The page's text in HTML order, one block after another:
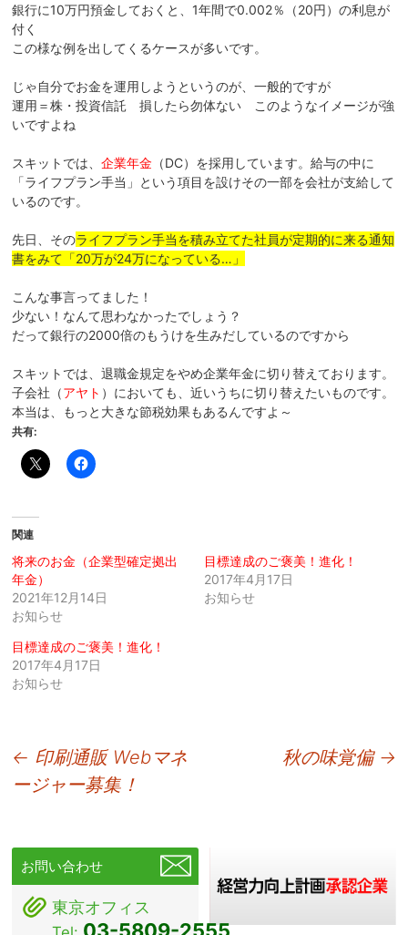
銀行に10万円預金しておくと、1年間で0.002％（20円）の利息が
付く
この様な例を出してくるケースが多いです。
じゃ自分でお金を運用しようというのが、一般的ですが
運用＝株・投資信託 損したら勿体ない このようなイメージが強
いですよね
スキットでは、企業年金 （DC）を採用しています。給与の中に
「ライフプラン手当」という項目を設けその一部を会社が支給して
いるのです。
先日、そのライフプラン手当を積み立てた社員が定期的に来る通知
書をみて「20万が24万になっている…」
こんな事言ってました！
少ない！なんて思わなかったでしょう？
だって銀行の2000倍のもうけを生みだしているのですから
スキットでは、退職金規定をやめ企業年金に切り替えております。
子会社（アヤト ）においても、近いうちに切り替えたいものです。
本当は、もっと大きな節税効果もあるんですよ～
共有:
関連
将来のお金（企業型確定拠出
年金）
2021年12月14日
お知らせ
目標達成のご褒美！進化！
2017年4月17日
お知らせ
目標達成のご褒美！進化！
2017年4月17日
お知らせ
投
稿
ビ
ゲ
ー
← 印刷通販 Webマネ
ージャー募集！
秋の味覚偏 →
お問い合わせ
東京オフィス